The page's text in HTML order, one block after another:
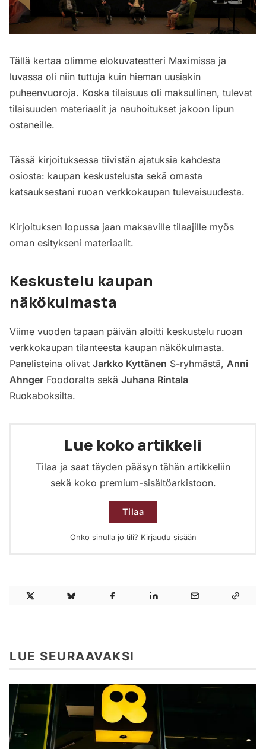
Tällä kertaa olimme elokuvateatteri Maximissa ja
luvassa oli niin tuttuja kuin hieman uusiakin
puheenvuoroja. Koska tilaisuus oli maksullinen, tulevat
tilaisuuden materiaalit ja nauhoitukset jakoon lipun
ostaneille.
Tässä kirjoituksessa tiivistän ajatuksia kahdesta
osiosta: kaupan keskustelusta sekä omasta
katsauksestani ruoan verkkokaupan tulevaisuudesta.
Kirjoituksen lopussa jaan maksaville tilaajille myös
oman esitykseni materiaalit.
Keskustelu kaupan
näkökulmasta
Viime vuoden tapaan päivän aloitti keskustelu ruoan
verkkokaupan tilanteesta kaupan näkökulmasta.
Panelisteina olivat Jarkko Kyttänen S-ryhmästä, Anni
Ahnger Foodoralta sekä Juhana Rintala
Ruokaboksilta.
Lue koko artikkeli
Tilaa ja saat täyden pääsyn tähän artikkeliin
sekä koko premium-sisältöarkistoon.
Tilaa
Onko sinulla jo tili? Kirjaudu sisään
LUE SEURAAVAKSI